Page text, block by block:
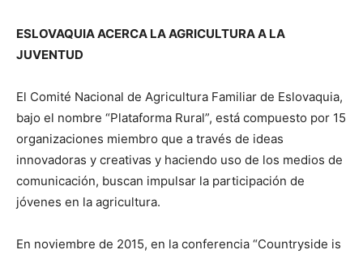
ESLOVAQUIA ACERCA LA AGRICULTURA A LA
JUVENTUD
El Comité Nacional de Agricultura Familiar de Eslovaquia,
bajo el nombre “Plataforma Rural”, está compuesto por 15
organizaciones miembro que a través de ideas
innovadoras y creativas y haciendo uso de los medios de
comunicación, buscan impulsar la participación de
jóvenes en la agricultura.
En noviembre de 2015, en la conferencia “Countryside is